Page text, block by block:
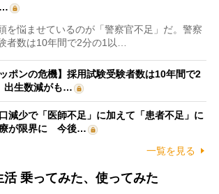
を悩ませているのが「警察官不足」だ。警察
者数は10年間で2分の1以…
ポンの危機】採用試験受験者数は10年間で2
生数減がも…
減少で「医師不足」に加えて「患者不足」に
療が限界に 今後…
一覧を見る
乗ってみた、使ってみた